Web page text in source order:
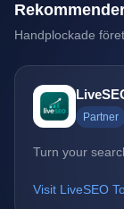
Handplockade
Partner
Turn your
Visit LiveSEO